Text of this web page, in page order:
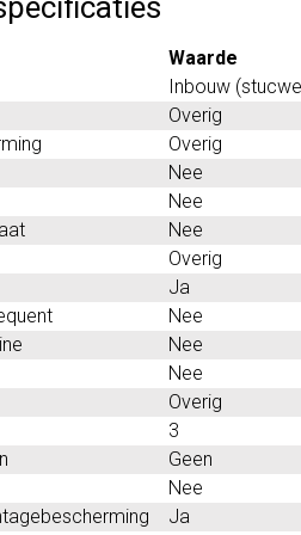
Waarde
Inbouw
Overig
Overig
Nee
Nee
Nee
Overig
Ja
Nee
Nee
Nee
Overig
3
Geen
Nee
Ja